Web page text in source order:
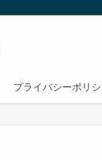
プライバシーポリ